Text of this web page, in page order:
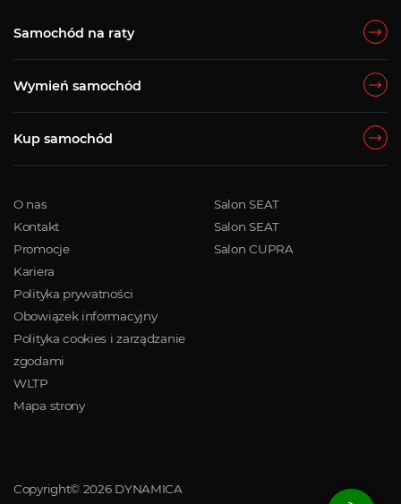
Samochód na raty
Wymień samochód
Kup samochód
O nas
Kontakt
Promocje
Kariera
Polityka prywatności
Obowiązek informacyjny
Polityka cookies i zarządzanie
zgodami
WLTP
Mapa strony
Salon SEAT
Salon SEAT
Salon CUPRA
Copyright© 2026 DYNAMICA